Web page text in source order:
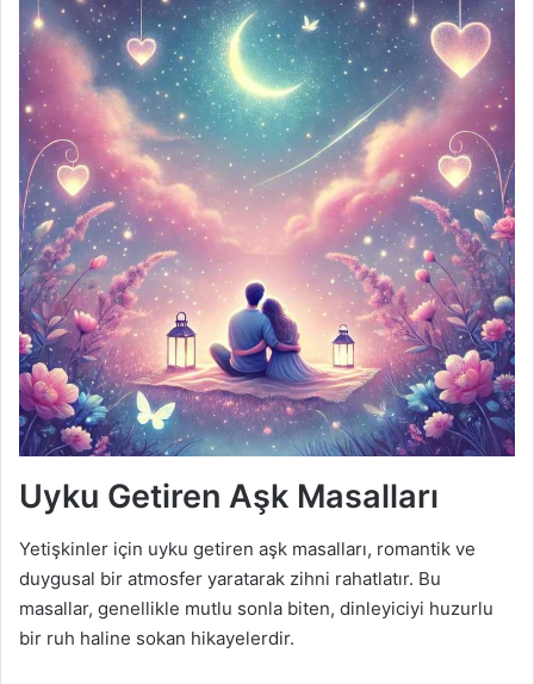
Uyku Getiren Aşk Masalları
Yetişkinler için uyku getiren aşk masalları, romantik ve
duygusal bir atmosfer yaratarak zihni rahatlatır. Bu
masallar, genellikle mutlu sonla biten, dinleyiciyi huzurlu
bir ruh haline sokan hikayelerdir.